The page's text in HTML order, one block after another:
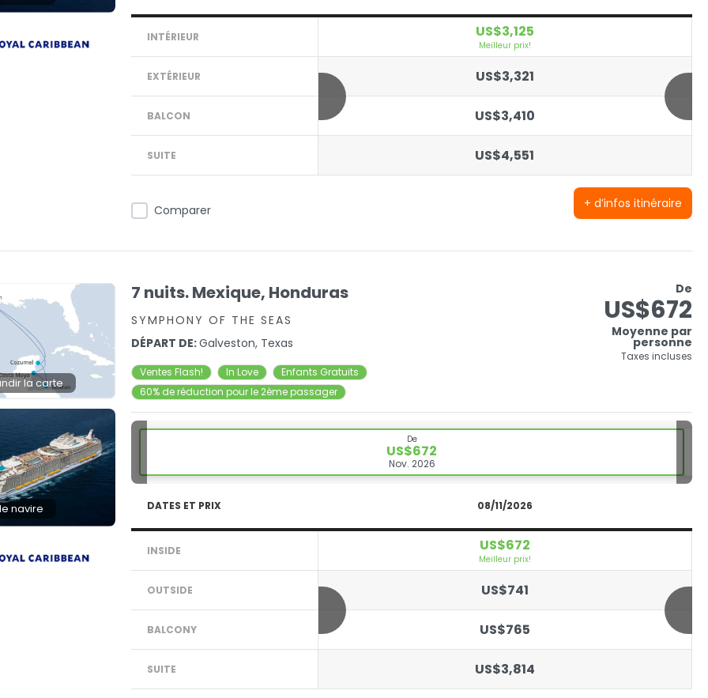
INTÉRIEUR
EXTÉRIEUR
BALCON
SUITE
US$3,125
Meilleur prix!
US$3,321
US$3,410
US$4,551
Comparer + d’infos itinéraire
la carte
navire
7 nuits. Mexique, Honduras
SYMPHONY OF THE SEAS
DÉPART DE:Galveston, Texas
Ventes Flash! In Love
Enfants Gratuits
60% de réduction pour le 2ème passager
De
US$672
Moyenne par
personne
Taxes incluses
De
US$672
Nov. 2026
DATES ET PRIX
INSIDE
OUTSIDE
BALCONY
SUITE
08/11/2026
US$672
Meilleur prix!
US$741
US$765
US$3,814